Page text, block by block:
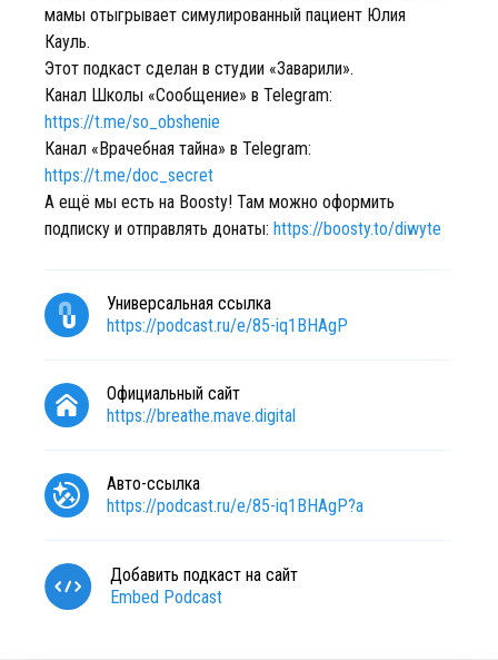
мамы отыгрывает симулированный пациент Юлия
Кауль.
Этот подкаст сделан в студии «Заварили».
Канал Школы «Сообщение» в Telegram:
https://t.me/so_obshenie
Канал «Врачебная тайна» в Telegram:
https://t.me/doc_secret
А ещё мы есть на Boosty! Там можно оформить
подписку и отправлять донаты: https://boosty.to/diwyte
Универсальная ссылка
https://podcast.ru/e/85-iq1BHAgP
Официальный сайт
https://breathe.mave.digital
Авто-ссылка
https://podcast.ru/e/85-iq1BHAgP?a
Добавить подкаст на сайт
Embed Podcast